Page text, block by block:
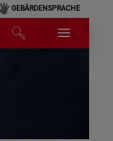
GEBÄRDENSPRACHE